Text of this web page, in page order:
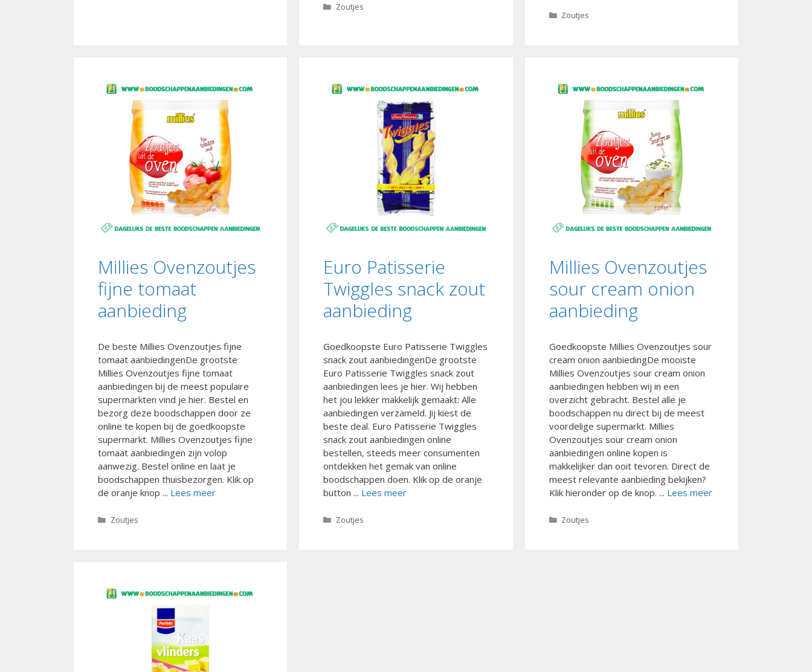
Categorieën
Zoutjes
Categorieën
Zoutjes
Millies Ovenzoutjes
fijne tomaat
aanbieding
De beste Millies Ovenzoutjes fijne
tomaat aanbiedingenDe grootste
Millies Ovenzoutjes fijne tomaat
aanbiedingen bij de meest populaire
supermarkten vind je hier. Bestel en
bezorg deze boodschappen door ze
online te kopen bij de goedkoopste
supermarkt. Millies Ovenzoutjes fijne
tomaat aanbiedingen zijn volop
aanwezig. Bestel online en laat je
boodschappen thuisbezorgen. Klik op
de oranje knop ... Lees meer
Categorieën
Zoutjes
Euro Patisserie
Twiggles snack zout
aanbieding
Goedkoopste Euro Patisserie Twiggles
snack zout aanbiedingenDe grootste
Euro Patisserie Twiggles snack zout
aanbiedingen lees je hier. Wij hebben
het jou lekker makkelijk gemaakt: Alle
aanbiedingen verzameld. Jij kiest de
beste deal. Euro Patisserie Twiggles
snack zout aanbiedingen online
bestellen, steeds meer consumenten
ontdekken het gemak van online
boodschappen doen. Klik op de oranje
button ... Lees meer
Categorieën
Zoutjes
Millies Ovenzoutjes
sour cream onion
aanbieding
Goedkoopste Millies Ovenzoutjes sour
cream onion aanbiedingDe mooiste
Millies Ovenzoutjes sour cream onion
aanbiedingen hebben wij in een
overzicht gebracht. Bestel alle je
boodschappen nu direct bij de meest
voordelige supermarkt. Millies
Ovenzoutjes sour cream onion
aanbiedingen online kopen is
makkelijker dan ooit tevoren. Direct de
meest relevante aanbieding bekijken?
Klik hieronder op de knop. ... Lees meer
Categorieën
Zoutjes